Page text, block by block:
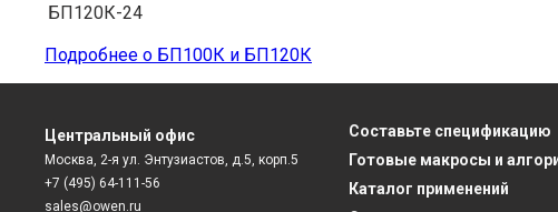
БП120К-24
Подробнее о БП100К и БП120К
Центральный офис
Москва, 2-я ул. Энтузиастов, д.5, корп.5
+7 (495) 64-111-56
sales@owen.ru
Составьте спецификацию
Готовые макросы и
Каталог применений